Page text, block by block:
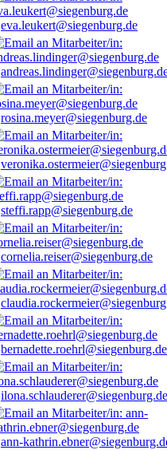
eva.leukert@siegenburg.de
rosina.meyer@siegenburg.de
steffi.rapp@siegenburg.de
cornelia.reiser@siegenburg.de
bernadette.roehrl@siegenburg.de
ilona.schlauderer@siegenburg.de
ann-